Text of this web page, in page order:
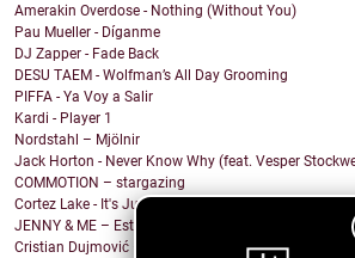
Amerakin Overdose - Nothing (Without You)
Pau Mueller - Díganme
DJ Zapper - Fade Back
DESU TAEM - Wolfman’s All Day Grooming
PIFFA - Ya Voy a Salir
Kardi - Player 1
Nordstahl – Mjölnir
Jack Horton - Never Know Why (feat. Vesper
COMMOTION – stargazing
Cortez Lake - It's Just Me
JENNY & ME – Estate
Cristian Dujmović – Fin de un mundo